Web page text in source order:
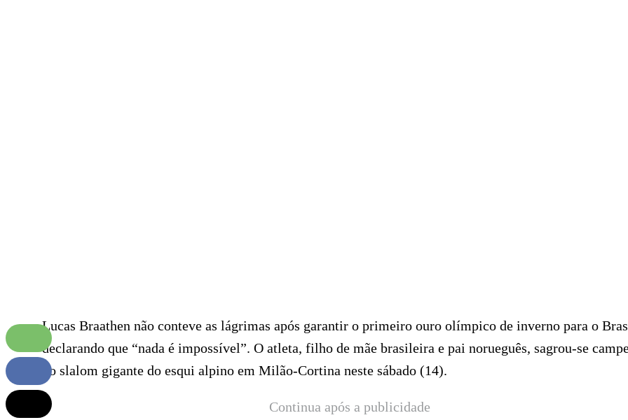
Lucas Braathen não conteve as lágrimas após garantir o primeiro ouro olímpico de inverno para o
declarando que “nada é impossível”. O atleta, filho de mãe brasileira e pai norueguês, sagrou-se
do slalom gigante do esqui alpino em Milão-Cortina neste sábado (14).
Continua após a publicidade